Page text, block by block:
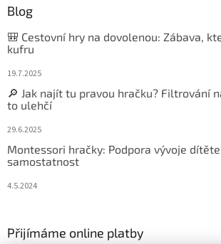
Blog
🎒 Cestovní hry na dovolenou: Zábava,
kufru
19.7.2025
🔎 Jak najít tu pravou hračku? Filtrování
to ulehčí
29.6.2025
Montessori hračky: Podpora vývoje
samostatnost
4.5.2024
Přijímáme online platby